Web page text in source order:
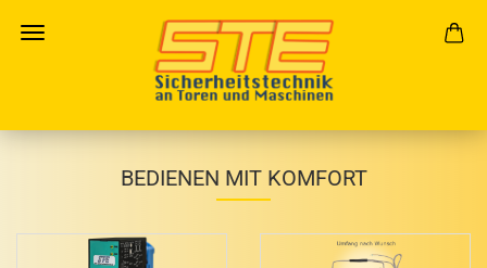
BEDIENEN MIT KOMFORT